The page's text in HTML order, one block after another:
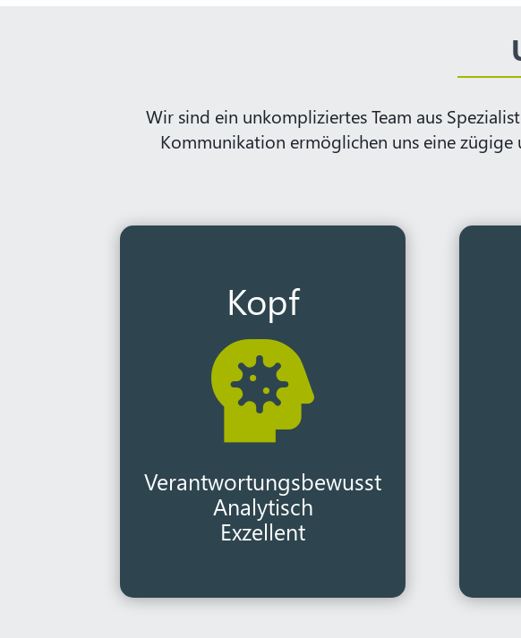
Wir sind ein unkompliziertes Team aus
Kommunikation ermöglichen uns eine zügige
Kopf

Verantwortungsbewusst
Analytisch
Exzellent